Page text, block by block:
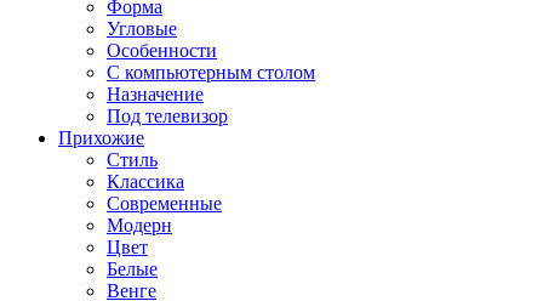
Форма
Угловые
Особенности
С компьютерным столом
Назначение
Под телевизор
Прихожие
Стиль
Классика
Современные
Модерн
Цвет
Белые
Венге